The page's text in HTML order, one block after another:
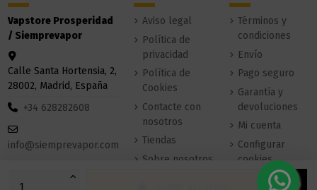
Vapstore Prosperidad
/ Siemprevapor
Calle Santa Hortensia, 2,
28002, Madrid, España
+34 628282608
info@siemprevapor.com
Aviso legal
Política de
privacidad
Política de
Cookies
Contacte con
nosotros
Tiendas
Sobre nosotros
Términos y
condiciones
Envío
Pago seguro
Garantía y
devoluciones
Mi cuenta
Configurar
cookies